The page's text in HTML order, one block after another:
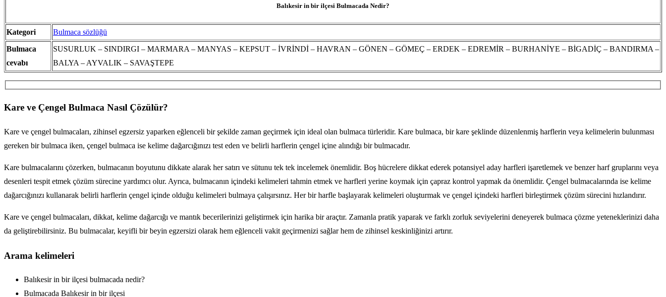
Balıkesir in bir ilçesi Bulmacada Nedir?
Kategori
Bulmaca sözlüğü
Bulmaca
cevabı
SUSURLUK – SINDIRGI – MARMARA – MANYAS – KEPSUT – İVRİNDİ – HAVRAN – GÖNEN – GÖMEÇ – ERDEK – EDREMİR – BURHANİYE – BİGADİÇ – BANDIRMA –
BALYA – AYVALIK – SAVAŞTEPE
Kare ve Çengel Bulmaca Nasıl Çözülür?
Kare ve çengel bulmacaları, zihinsel egzersiz yaparken eğlenceli bir şekilde zaman geçirmek için ideal olan bulmaca türleridir. Kare bulmaca, bir kare şeklinde düzenlenmiş harflerin veya kelimelerin bulunması
gereken bir bulmaca iken, çengel bulmaca ise kelime dağarcığınızı test eden ve belirli harflerin çengel içine alındığı bir bulmacadır.
Kare bulmacalarını çözerken, bulmacanın boyutunu dikkate alarak her satırı ve sütunu tek tek incelemek önemlidir. Boş hücrelere dikkat ederek potansiyel aday harfleri işaretlemek ve benzer harf gruplarını veya
desenleri tespit etmek çözüm sürecine yardımcı olur. Ayrıca, bulmacanın içindeki kelimeleri tahmin etmek ve harfleri yerine koymak için çapraz kontrol yapmak da önemlidir. Çengel bulmacalarında ise kelime
dağarcığınızı kullanarak belirli harflerin çengel içinde olduğu kelimeleri bulmaya çalışırsınız. Her bir harfle başlayarak kelimeleri oluşturmak ve çengel içindeki harfleri birleştirmek çözüm sürecini hızlandırır.
Kare ve çengel bulmacaları, dikkat, kelime dağarcığı ve mantık becerilerinizi geliştirmek için harika bir araçtır. Zamanla pratik yaparak ve farklı zorluk seviyelerini deneyerek bulmaca çözme yeteneklerinizi daha
da geliştirebilirsiniz. Bu bulmacalar, keyifli bir beyin egzersizi olarak hem eğlenceli vakit geçirmenizi sağlar hem de zihinsel keskinliğinizi artırır.
Arama kelimeleri
Balıkesir in bir ilçesi bulmacada nedir?
Bulmacada Balıkesir in bir ilçesi